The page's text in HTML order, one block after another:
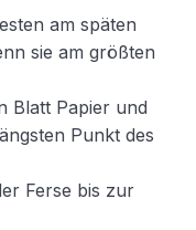
am späten
sie am größten
Blatt Papier und
Punkt des
Ferse bis zur